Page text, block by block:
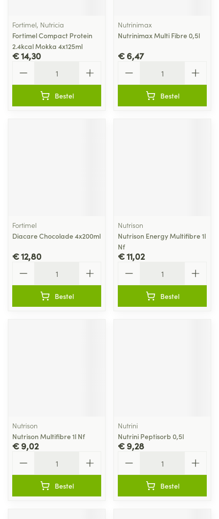
Fortimel, Nutricia
Fortimel Compact Protein
2.4kcal Mokka 4x125ml
€ 14,30
Bestel
Nutrinimax
Nutrinimax Multi Fibre 0,5l
€ 6,47
Bestel
Fortimel
Diacare Chocolade 4x200ml
€ 12,80
Bestel
Nutrison
Nutrison Energy Multifibre 1l
Nf
€ 11,02
Bestel
Nutrison
Nutrison Multifibre 1l Nf
€ 9,02
Bestel
Nutrini
Nutrini Peptisorb 0,5l
€ 9,28
Bestel